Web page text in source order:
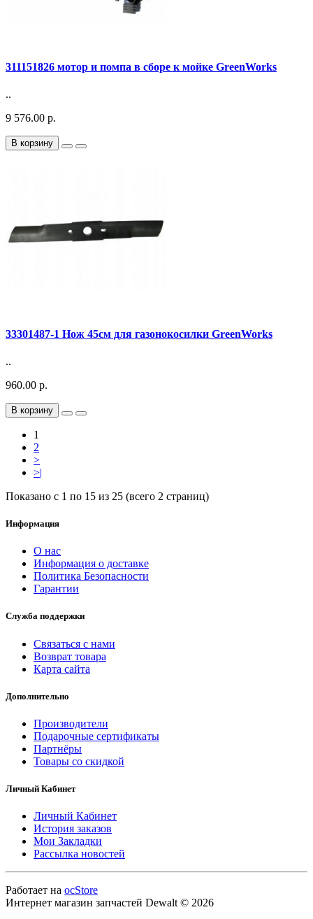
311151826 мотор и помпа в сборе к мойке GreenWorks
..
9 576.00 р.
В корзину
33301487-1 Нож 45см для газонокосилки GreenWorks
..
960.00 р.
В корзину
1
2
>
>|
Показано с 1 по 15 из 25 (всего 2 страниц)
Информация
О нас
Информация о доставке
Политика Безопасности
Гарантии
Служба поддержки
Связаться с нами
Возврат товара
Карта сайта
Дополнительно
Производители
Подарочные сертификаты
Партнёры
Товары со скидкой
Личный Кабинет
Личный Кабинет
История заказов
Мои Закладки
Рассылка новостей
Работает на ocStore
Интернет магазин запчастей Dewalt © 2026